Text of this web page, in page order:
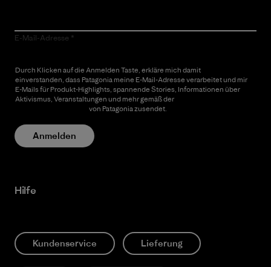
E-Mail-Adresse
Durch Klicken auf die Anmelden Taste, erkläre mich damit
einverstanden, dass Patagonia meine E-Mail-Adresse verarbeitet und mir
E-Mails für Produkt-Highlights, spannende Stories, Informationen über
Aktivismus, Veranstaltungen und mehr gemäß der
von Patagonia zusendet.
Anmelden
Hilfe
Kundenservice Lieferung